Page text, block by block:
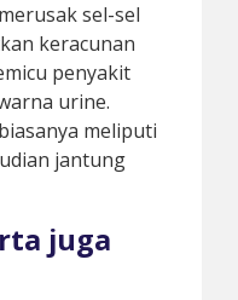
sel-sel
keracunan
penyakit
urine.
meliputi
jantung
juga